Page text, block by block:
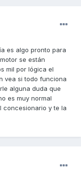
es algo pronto para
se están
mil por lógica el
vea si todo funciona
alguna duda que
es muy normal
concesionario y te la